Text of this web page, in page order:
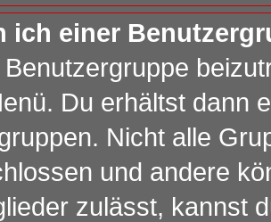
ich einer
Du erhältst dann
Nicht alle
und andere
zulässt, kannst